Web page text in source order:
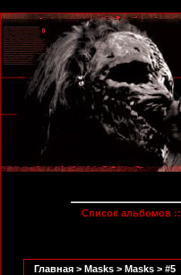
Список альбомов::
Главная > Masks > Masks > #5